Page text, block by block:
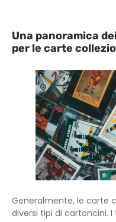
Una panoramica
per le carte
Generalmente, le carte
diversi tipi di cartoncini.